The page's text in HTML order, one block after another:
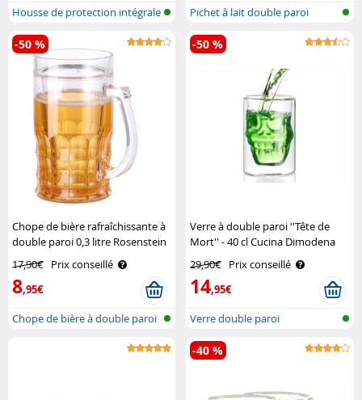
Housse de protection intégrale
360°..
Pichet à lait double paroi
Chope de bière rafraîchissante à
double paroi 0,3 litre Rosenstein
17,90€ Prix conseillé
8,95€
-50 %
Chope de bière à double paroi
Verre à double paroi ''Tête de
Mort'' - 40 cl Cucina Dimodena
29,90€ Prix conseillé
14,95€
-50 %
Verre double paroi
-40 %